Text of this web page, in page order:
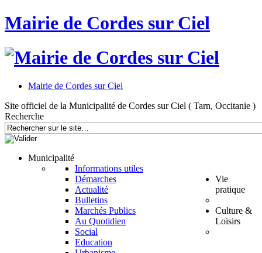
Mairie de Cordes sur Ciel
Mairie de Cordes sur Ciel
Site officiel de la Municipalité de Cordes sur Ciel ( Tarn, Occitanie )
Recherche
Municipalité
Informations utiles
Démarches
Actualité
Bulletins
Marchés Publics
Vie
pratique
Au Quotidien
Social
Education
Culture &
Loisirs